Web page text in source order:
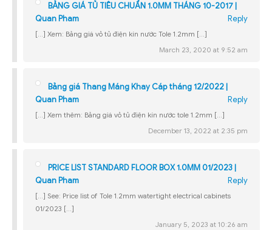
BẢNG GIÁ TỦ TIÊU CHUẨN 1.0MM THÁNG 10-2017 |
Quan Pham
Reply
[…] Xem: Bảng giá vỏ tủ điện kín nước Tole 1.2mm […]
March 23, 2020 at 9:52 am
Bảng giá Thang Máng Khay Cáp tháng 12/2022 |
Quan Pham
Reply
[…] Xem thêm: Bảng giá vỏ tủ điện kín nước tole 1.2mm […]
December 13, 2022 at 2:35 pm
PRICE LIST STANDARD FLOOR BOX 1.0MM 01/2023 |
Quan Pham
Reply
[…] See: Price list of Tole 1.2mm watertight electrical cabinets
01/2023 […]
January 5, 2023 at 10:26 am